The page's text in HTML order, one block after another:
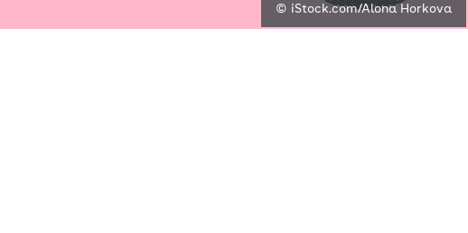
© iStock.com/Alona Horkova